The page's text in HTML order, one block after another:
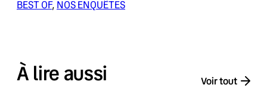
BEST OF, NOS ENQUÊTES
À lire aussi Voir tout